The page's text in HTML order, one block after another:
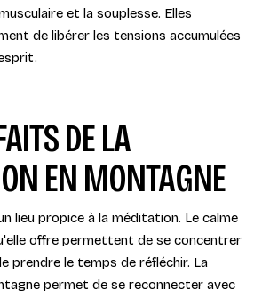
et la souplesse. Elles
de libérer les tensions accumulées
DE LA
EN MONTAGNE
lieu propice à la méditation. Le calme
offre permettent de se concentrer
prendre le temps de réfléchir. La
permet de se reconnecter avec